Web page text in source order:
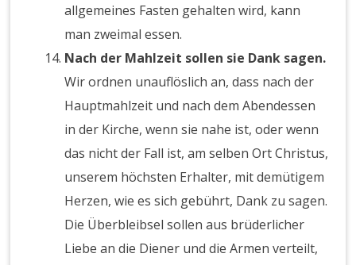
allgemeines Fasten gehalten wird, kann
man zweimal essen.
Nach der Mahlzeit sollen sie Dank sagen.
Wir ordnen unauflöslich an, dass nach der
Hauptmahlzeit und nach dem Abendessen
in der Kirche, wenn sie nahe ist, oder wenn
das nicht der Fall ist, am selben Ort Christus,
unserem höchsten Erhalter, mit demütigem
Herzen, wie es sich gebührt, Dank zu sagen.
Die Überbleibsel sollen aus brüderlicher
Liebe an die Diener und die Armen verteilt,